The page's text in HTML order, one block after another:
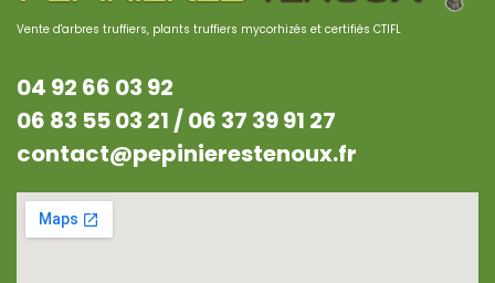
Vente d'arbres truffiers, plants truffiers mycorhizés et certifiés CTIFL
04 92 66 03 92
06 83 55 03 21 /06 37 39 91 27
contact@pepinierestenoux.fr